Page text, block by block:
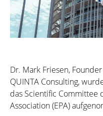
Dr. Mark Friesen,
QUINTA Consulting,
das Scientific Committee
Association (EPA)